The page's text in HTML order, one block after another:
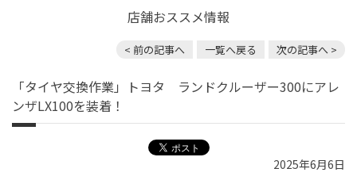
店舗おススメ情報
< 前の記事へ 一覧へ戻る 次の記事へ >
「タイヤ交換作業」トヨタ ランドクルーザー300にアレ
ンザLX100を装着！
2025年6月6日